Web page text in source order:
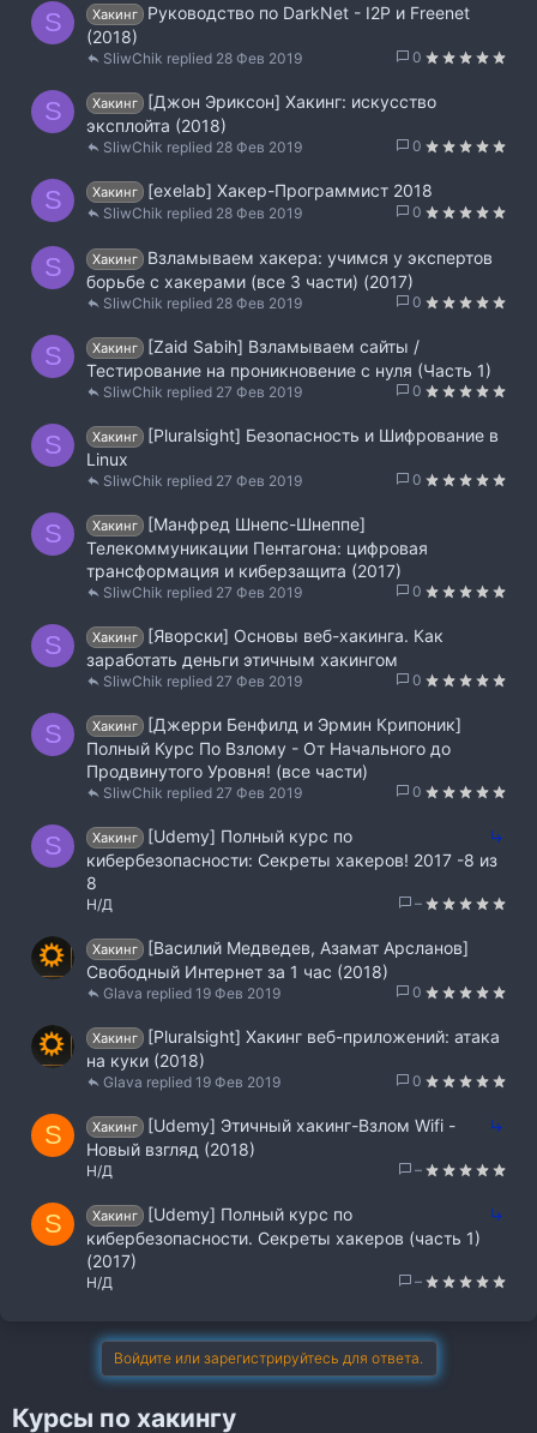
S Хакинг
Руководство по DarkNet - I2P и Freenet
(2018)
0
28 Фев 2019
SliwChik
S Хакинг
[Джон Эриксон] Хакинг: искусство
эксплойта (2018)
0
28 Фев 2019
SliwChik
S Хакинг [exelab] Хакер-Программист 2018
0
28 Фев 2019
SliwChik
S Хакинг
Взламываем хакера: учимся у экспертов
борьбе с хакерами (все 3 части) (2017)
0
28 Фев 2019
SliwChik
S Хакинг
[Zaid Sabih] Взламываем сайты /
Тестирование на проникновение с нуля (Часть 1)
0
27 Фев 2019
SliwChik
S Хакинг
[Pluralsight] Безопасность и Шифрование в
Linux
0
27 Фев 2019
SliwChik
S Хакинг
[Манфред Шнепс-Шнеппе]
Телекоммуникации Пентагона: цифровая
трансформация и киберзащита (2017)
0
27 Фев 2019
SliwChik
S Хакинг
[Яворски] Основы веб-хакинга. Как
заработать деньги этичным хакингом
0
27 Фев 2019
SliwChik
S Хакинг
[Джерри Бенфилд и Эрмин Крипоник]
Полный Курс По Взлому - От Начального до
Продвинутого Уровня! (все части)
0
27 Фев 2019
SliwChik
S
е
е
и
Хакинг
[Udemy] Полный курс по
кибербезопасности: Секреты хакеров! 2017 -8 из
8
–
Н/Д
Хакинг
[Василий Медведев, Азамат Арсланов]
Свободный Интернет за 1 час (2018)
0
19 Фев 2019
Glava
Хакинг
[Pluralsight] Хакинг веб-приложений: атака
на куки (2018)
0
19 Фев 2019
Glava
S
р
е
Хакинг
[Udemy] Этичный хакинг-Взлом Wifi -
Новый взгляд (2018)
–
Н/Д
S
е
Хакинг
[Udemy] Полный курс по
кибербезопасности. Секреты хакеров (часть 1)
(2017)
–
Н/Д
Войдите или зарегистрируйтесь для ответа.
Курсы по хакингу